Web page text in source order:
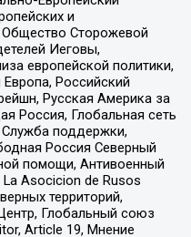
и
Сторожевой
Иеговы,
европейской политики,
Российский
Русская Америка за
Россия, Глобальная сеть
Служба поддержки,
Россия Северный
помощи, Антивоенный
Asocicion de Rusos
территорий,
Глобальный союз
Article 19, Мнение